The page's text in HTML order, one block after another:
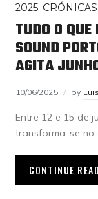
2025 CRÓNICAS
TUDO O
SOUND
AGITA
10/06/2025 by
Entre 12 e 15 de
transforma-se no
CONTINUE